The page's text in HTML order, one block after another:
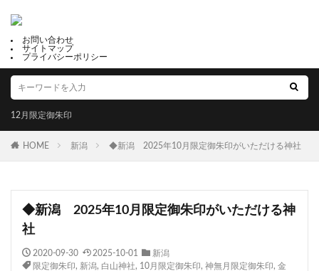
お問い合わせ
サイトマップ
プライバシーポリシー
12月限定御朱印
HOME 新潟 ◆新潟 2025年10月限定御朱印がいただける神社
◆新潟 2025年10月限定御朱印がいただける神
社
2020-09-30 2025-10-01
新潟
限定御朱印, 新潟, 白山神社, 10月限定御朱印, 神無月限定御朱印, 金